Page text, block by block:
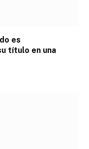
es
título en una